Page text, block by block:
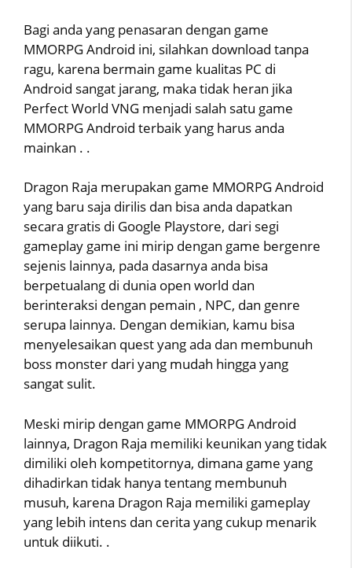
Bagi anda yang penasaran dengan game
MMORPG Android ini, silahkan download tanpa
ragu, karena bermain game kualitas PC di
Android sangat jarang, maka tidak heran jika
Perfect World VNG menjadi salah satu game
MMORPG Android terbaik yang harus anda
mainkan . .
Dragon Raja merupakan game MMORPG Android
yang baru saja dirilis dan bisa anda dapatkan
secara gratis di Google Playstore, dari segi
gameplay game ini mirip dengan game bergenre
sejenis lainnya, pada dasarnya anda bisa
berpetualang di dunia open world dan
berinteraksi dengan pemain , NPC, dan genre
serupa lainnya. Dengan demikian, kamu bisa
menyelesaikan quest yang ada dan membunuh
boss monster dari yang mudah hingga yang
sangat sulit.
Meski mirip dengan game MMORPG Android
lainnya, Dragon Raja memiliki keunikan yang tidak
dimiliki oleh kompetitornya, dimana game yang
dihadirkan tidak hanya tentang membunuh
musuh, karena Dragon Raja memiliki gameplay
yang lebih intens dan cerita yang cukup menarik
untuk diikuti. .